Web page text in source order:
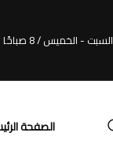
السبت - الخميس / 8 صباحًا - 6 مساءً
الصفحة